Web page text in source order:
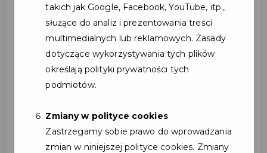
Twoja metamorfoza
zaczyna się w Studio Figura
takich jak Google, Facebook, YouTube, itp.,
służące do analiz i prezentowania treści
multimedialnych lub reklamowych. Zasady
dotyczące wykorzystywania tych plików
określają polityki prywatności tych
podmiotów.
Zmiany w polityce cookies
Zastrzegamy sobie prawo do wprowadzania
zmian w niniejszej polityce cookies. Zmiany